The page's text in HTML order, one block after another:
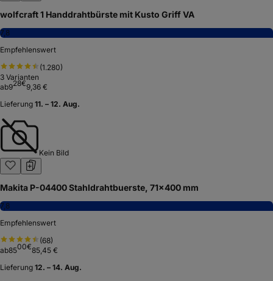
wolfcraft 1 Handdrahtbürste mit Kusto Griff VA
7,8
Empfehlenswert
(1.280)
3 Varianten
ab928€9,36 €
Lieferung 11. – 12. Aug.
Kein Bild
Makita P-04400 Stahldrahtbuerste, 71x400 mm
7,8
Empfehlenswert
(68)
ab8500€85,45 €
Lieferung 12. – 14. Aug.